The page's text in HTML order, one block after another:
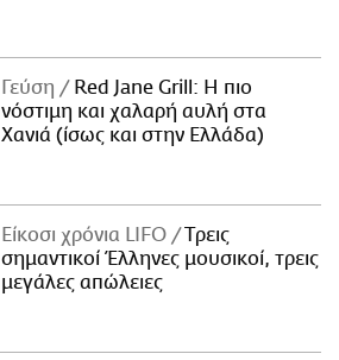
Γεύση
Red Jane Grill: Η πιο
νόστιμη και χαλαρή αυλή στα
Χανιά (ίσως και στην Ελλάδα)
Είκοσι χρόνια LIFO
Tρεις
σημαντικοί Έλληνες μουσικοί, τρεις
μεγάλες απώλειες